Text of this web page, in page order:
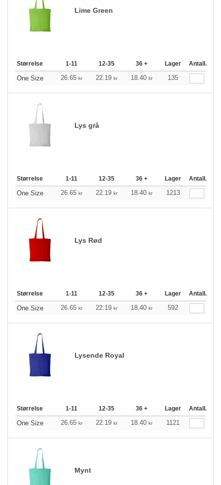
Lime Green
Størrelse 1-11 12-35 36 + Lager Antall.
One Size 26.65 kr 22.19 kr 18.40 kr 135
Lys grå
Størrelse 1-11 12-35 36 + Lager Antall.
One Size 26.65 kr 22.19 kr 18.40 kr 1213
Lys Rød
Størrelse 1-11 12-35 36 + Lager Antall.
One Size 26.65 kr 22.19 kr 18.40 kr 592
Lysende Royal
Størrelse 1-11 12-35 36 + Lager Antall.
One Size 26.65 kr 22.19 kr 18.40 kr 1121
Mynt